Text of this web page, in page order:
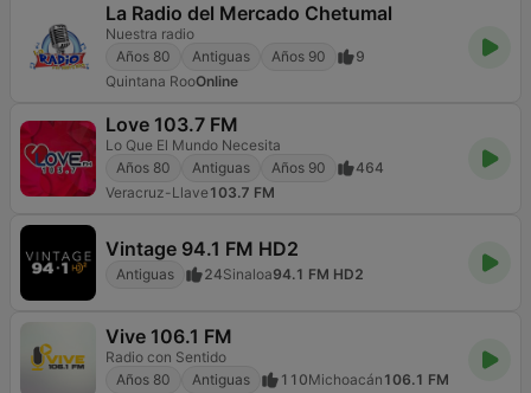
La Radio del Mercado Chetumal
Nuestra radio
Años 80
Antiguas Años 90
9
Quintana RooOnline
Love 103.7 FM
Lo Que El Mundo Necesita
Años 80
Antiguas Años 90
464
Veracruz-Llave103.7 FM
Vintage 94.1 FM HD2
Antiguas 24Sinaloa94.1 FM HD2
Vive 106.1 FM
Radio con Sentido
Años 80
Antiguas 110Michoacán 106.1 FM